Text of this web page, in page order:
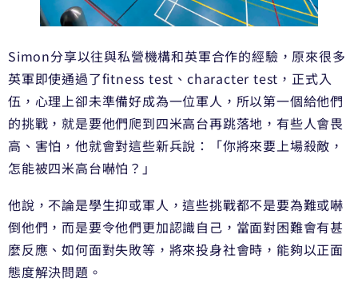
Simon分享以往與私營機構和英軍合作的經驗，原來很多
英軍即使通過了fitness test、character test，正式入
伍，心理上卻未準備好成為一位軍人，所以第一個給他們
的挑戰，就是要他們爬到四米高台再跳落地，有些人會畏
高、害怕，他就會對這些新兵說：「你將來要上場殺敵，
怎能被四米高台嚇怕？」
他說，不論是學生抑或軍人，這些挑戰都不是要為難或嚇
倒他們，而是要令他們更加認識自己，當面對困難會有甚
麼反應、如何面對失敗等，將來投身社會時，能夠以正面
態度解決問題。